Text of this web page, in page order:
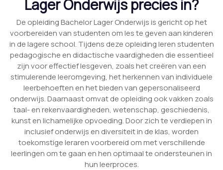
Lager Onderwijs precies in?
De opleiding Bachelor Lager Onderwijs is gericht op het
voorbereiden van studenten om les te geven aan kinderen
in de lagere school. Tijdens deze opleiding leren studenten
pedagogische en didactische vaardigheden die essentieel
zijn voor effectief lesgeven, zoals het creëren van een
stimulerende leeromgeving, het herkennen van individuele
leerbehoeften en het bieden van gepersonaliseerd
onderwijs. Daarnaast omvat de opleiding ook vakken zoals
taal- en rekenvaardigheden, wetenschap, geschiedenis,
kunst en lichamelijke opvoeding. Door zich te verdiepen in
inclusief onderwijs en diversiteit in de klas, worden
toekomstige leraren voorbereid om met verschillende
leerlingen om te gaan en hen optimaal te ondersteunen in
hun leerproces.